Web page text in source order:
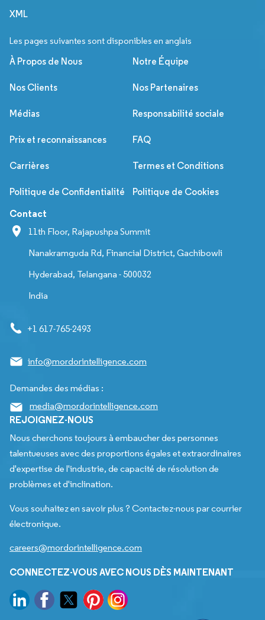
XML
Les pages suivantes sont disponibles en anglais
À Propos de Nous Notre Équipe
Nos Clients Nos Partenaires
Médias Responsabilité sociale
Prix et reconnaissances FAQ
Carrières Termes et Conditions
Politique de Confidentialité Politique de Cookies
Contact
11th Floor, Rajapushpa Summit
Nanakramguda Rd, Financial District, Gachibowli
Hyderabad, Telangana - 500032
India
+1 617-765-2493
info@mordorintelligence.com
Demandes des médias :
media@mordorintelligence.com
REJOIGNEZ-NOUS
Nous cherchons toujours à embaucher des personnes
talentueuses avec des proportions égales et extraordinaires
d'expertise de l'industrie, de capacité de résolution de
problèmes et d'inclination.
Vous souhaitez en savoir plus ? Contactez-nous par courrier
électronique.
careers@mordorintelligence.com
CONNECTEZ-VOUS AVEC NOUS DÈS MAINTENANT